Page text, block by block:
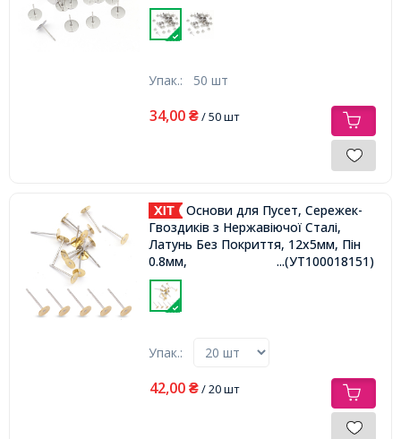
Упак.: 50 шт
34,00 ₴/ 50 шт
Основи для Пусет, Сережек-
Гвоздиків з Нержавіючої Сталі,
Латунь Без Покриття, 12х5мм, Пін
0.8мм,
...(УТ100018151)
Упак.:
42,00 ₴/ 20 шт